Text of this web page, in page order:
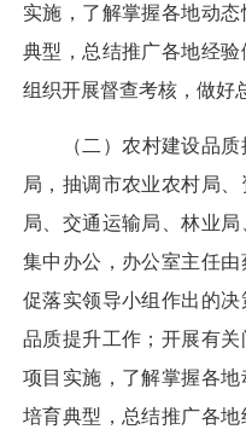
实施，了解掌握各地动
典型，总结推广各地经验
组织开展督查考核，做好
（二）农村建设品
局，抽调市农业农村局
局、交通运输局、林业
集中办公，办公室主任
促落实领导小组作出的
品质提升工作；开展有
项目实施，了解掌握各地
培育典型，总结推广各